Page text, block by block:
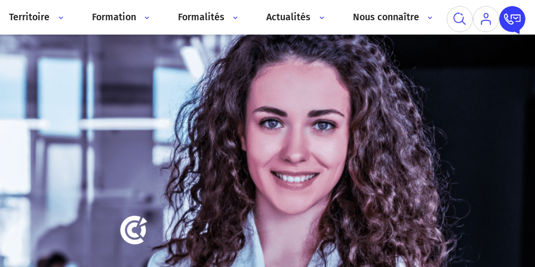
Territoire Formation Formalités Actualités Nous connaître